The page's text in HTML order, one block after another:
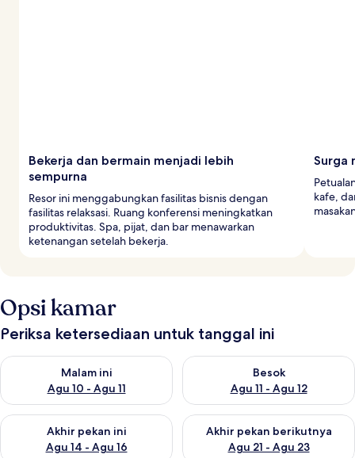
Bekerja dan bermain menjadi lebih
sempurna
Resor ini menggabungkan fasilitas bisnis dengan
fasilitas relaksasi. Ruang konferensi meningkatkan
produktivitas. Spa, pijat, dan bar menawarkan
ketenangan setelah bekerja.
Surga
kafe,
Opsi kamar
Periksa ketersediaan untuk tanggal ini
Malam ini
Agu 10 - Agu 11
Periksa ketersediaan untuk malam ini Agu 10 - Agu 11
Besok
Agu 11 - Agu 12
Periksa ketersediaan untuk
Akhir pekan ini
Agu 14 - Agu 16
Periksa ketersediaan untuk akhir pekan ini Agu 14 - Agu 16
Akhir pekan berikutnya
Agu 21 - Agu 23
Periksa ketersediaan untuk